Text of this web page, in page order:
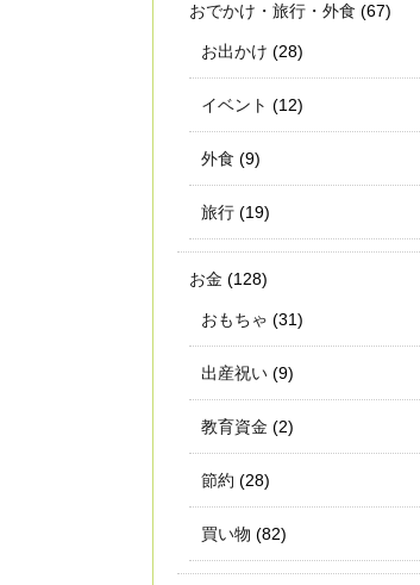
おでかけ・旅行・外食 (67)
お出かけ (28)
イベント (12)
外食 (9)
旅行 (19)
お金 (128)
おもちゃ (31)
出産祝い (9)
教育資金 (2)
節約 (28)
買い物 (82)